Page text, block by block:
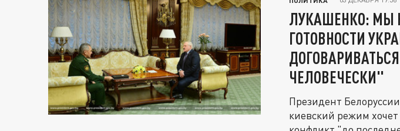
ЛУКАШЕНКО: МЫ
ГОТОВНОСТИ
ЧЕЛОВЕЧЕСКИ"
Президент
киевский режим